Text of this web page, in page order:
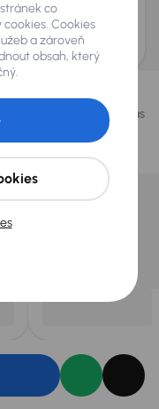
184 00 Praha 8 bude
se zásadami ochrany a
vás
Každý den pro vás
co
Cookies
a zároveň
obsah, který